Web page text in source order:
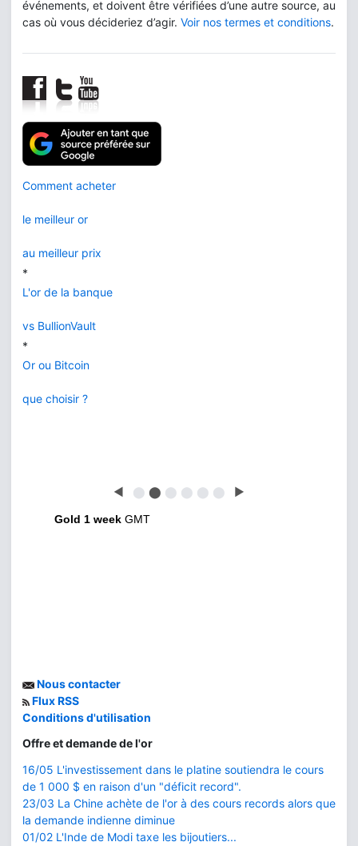
événements, et doivent être vérifiées d’une autre source, au
cas où vous décideriez d’agir. Voir nos termes et conditions.
Comment acheter
le meilleur or
au meilleur prix
*
L'or de la banque
vs BullionVault
*
Or ou Bitcoin
que choisir ?
◀ ⬤ ⬤ ⬤ ⬤ ⬤ ⬤ ▶
Gold 1 week GMT
Nous contacter
Flux RSS
Conditions d'utilisation
Offre et demande de l'or
16/05 L'investissement dans le platine soutiendra le cours
de 1 000 $ en raison d'un "déficit record".
23/03 La Chine achète de l'or à des cours records alors que
la demande indienne diminue
01/02 L'Inde de Modi taxe les bijoutiers...